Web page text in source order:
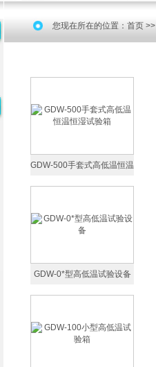
您现在所在的位置： 首页
GDW-500手套式高低温恒温
恒湿试验箱
GDW-0*型高低温试验设备